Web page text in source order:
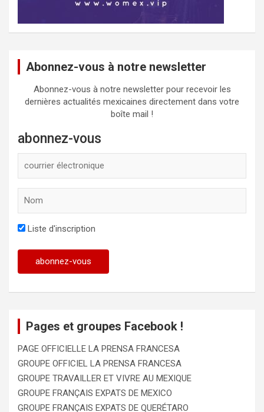
Abonnez-vous à notre newsletter
Abonnez-vous à notre newsletter pour recevoir les
dernières actualités mexicaines directement dans votre
boîte mail !
abonnez-vous
Liste d'inscription
Pages et groupes Facebook !
PAGE OFFICIELLE LA PRENSA FRANCESA
GROUPE OFFICIEL LA PRENSA FRANCESA
GROUPE TRAVAILLER ET VIVRE AU MEXIQUE
GROUPE FRANÇAIS EXPATS DE MEXICO
GROUPE FRANÇAIS EXPATS DE QUERÉTARO